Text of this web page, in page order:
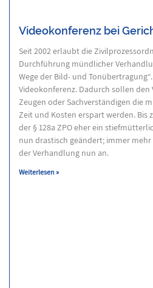
Videokonferenz bei
Seit 2002 erlaubt die
Durchführung mündlicher
Wege der Bild- und
Videokonferenz. Dadurch sollen
Zeugen oder Sachverständigen die
Zeit und Kosten erspart werden. Bis
der § 128a ZPO eher ein
nun drastisch geändert; immer
der Verhandlung nun an.
Weiterlesen »